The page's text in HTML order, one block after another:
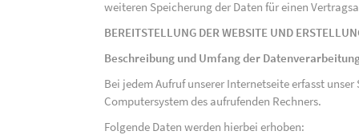
weiteren Speicherung der Daten für einen
BEREITSTELLUNG DER WEBSITE UND
Beschreibung und Umfang der
Bei jedem Aufruf unserer Internetseite erfasst
Computersystem des aufrufenden Rechners.
Folgende Daten werden hierbei erhoben: